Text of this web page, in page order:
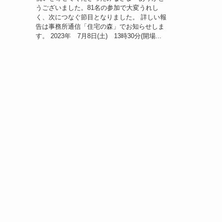
うございました。81名の参加で大変うれし
く、次につなぐ節目となりました。 詳しい報
告は事務所通信「住宅の森」でお知らせしま
す。 2023年 7月8日(土) 13時30分(開場...